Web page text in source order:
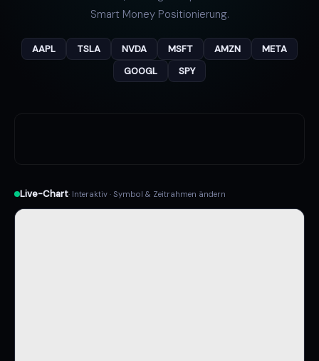
Smart Money Positionierung.
AAPL TSLA NVDA MSFT AMZN
META
GOOGL
SPY
Live-Chart· Interaktiv · Symbol & Zeitrahmen ändern